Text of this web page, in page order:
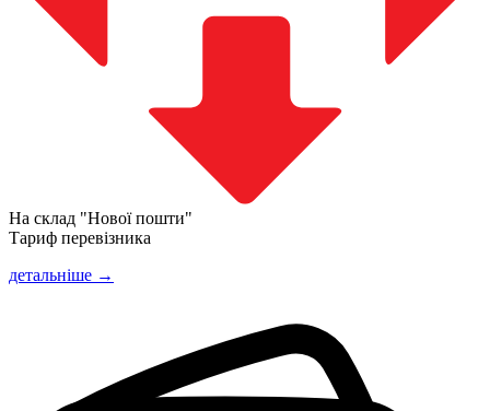
На склад "Нової пошти"
Тариф перевізника
детальніше →